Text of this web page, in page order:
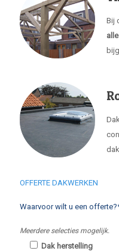
Bij
OFFERTE DAKWERKEN
Waarvoor wilt u een
Meerdere selecties mogelijk.
Dak herstelling